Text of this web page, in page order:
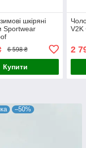
шкіряні
Sportwear
6 598 ₴
Купити
V2K
2
–50%